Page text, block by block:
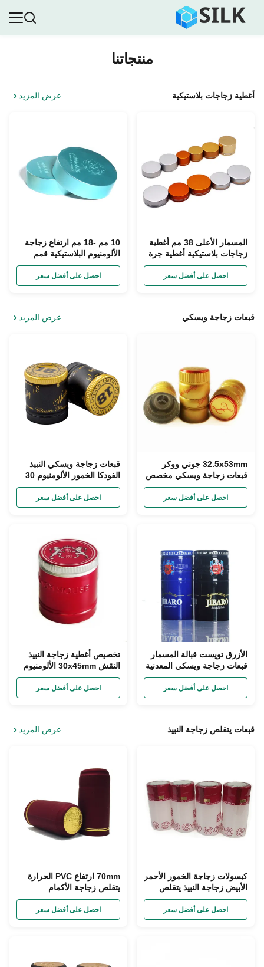
منتجاتنا
أغطية زجاجات بلاستيكية عرض المزيد
المسمار الأعلى 38 مم أغطية
زجاجات بلاستيكية أغطية جرة
معدنية أغطية الذهب الألومنيوم
احصل على أفضل سعر
10 مم -18 مم ارتفاع زجاجة
الألومنيوم البلاستيكية قمم
واسعة الفم كريم جرة زجاجية
غطاء زجاجة
احصل على أفضل سعر
قبعات زجاجة ويسكي عرض المزيد
32.5x53mm جوني ووكر
قبعات زجاجة ويسكي مخصص
الذهب البلاستيك الألومنيوم
احصل على أفضل سعر
قبعات زجاجة ويسكي النبيذ
الفودكا الخمور الألومنيوم 30
مم × 35 مم أدلة العبث
احصل على أفضل سعر
الأزرق تويست قبالة المسمار
قبعات زجاجة ويسكي المعدنية
DIA 20 مم لزجاجة فارغة
احصل على أفضل سعر
تخصيص أغطية زجاجة النبيذ
النقش 30x45mm الألومنيوم
روب قبعات
احصل على أفضل سعر
قبعات يتقلص زجاجة النبيذ عرض المزيد
كبسولات زجاجة الخمور الأحمر
الأبيض زجاجة النبيذ يتقلص
التفاف الأكمام 30mm ضياء
احصل على أفضل سعر
70mm ارتفاع PVC الحرارة
يتقلص زجاجة الأكمام
كبسولات القصدير الأحمر
لزجاجات النبيذ
احصل على أفضل سعر